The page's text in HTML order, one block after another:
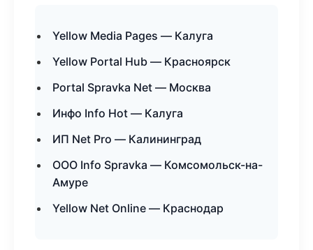
Yellow Media Pages — Калуга
Yellow Portal Hub — Красноярск
Portal Spravka Net — Москва
Инфо Info Hot — Калуга
ИП Net Pro — Калининград
ООО Info Spravka — Комсомольск-на-
Амуре
Yellow Net Online — Краснодар